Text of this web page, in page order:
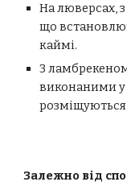
На люверсах,
що
каймі.
З
виконаними у
Залежно від